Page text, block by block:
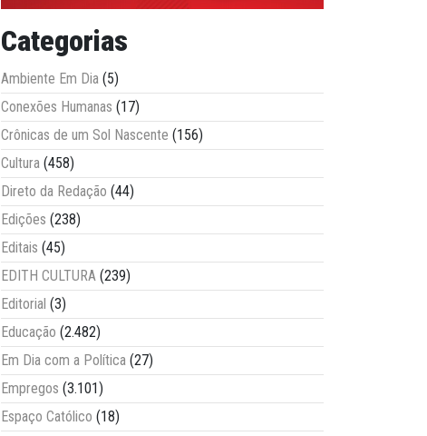
Categorias
Ambiente Em Dia (5)
Conexões Humanas (17)
Crônicas de um Sol Nascente (156)
Cultura (458)
Direto da Redação (44)
Edições (238)
Editais (45)
EDITH CULTURA (239)
Editorial (3)
Educação (2.482)
Em Dia com a Política (27)
Empregos (3.101)
Espaço Católico (18)